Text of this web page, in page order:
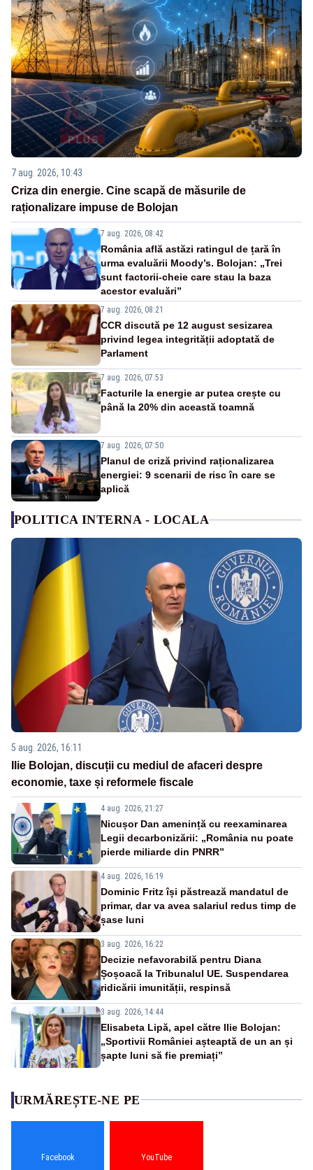
7 aug. 2026, 10:43
Criza din energie. Cine scapă de măsurile de
raționalizare impuse de Bolojan
7 aug. 2026, 08:42
România află astăzi ratingul de țară în
urma evaluării Moody’s. Bolojan: „Trei
sunt factorii-cheie care stau la baza
acestor evaluări”
7 aug. 2026, 08:21
CCR discută pe 12 august sesizarea
privind legea integrității adoptată de
Parlament
7 aug. 2026, 07:53
Facturile la energie ar putea crește cu
până la 20% din această toamnă
7 aug. 2026, 07:50
Planul de criză privind raționalizarea
energiei: 9 scenarii de risc în care se
aplică
POLITICA INTERNA - LOCALA
5 aug. 2026, 16:11
Ilie Bolojan, discuții cu mediul de afaceri despre
economie, taxe și reformele fiscale
4 aug. 2026, 21:27
Nicușor Dan amenință cu reexaminarea
Legii decarbonizării: „România nu poate
pierde miliarde din PNRR”
4 aug. 2026, 16:19
Dominic Fritz își păstrează mandatul de
primar, dar va avea salariul redus timp de
șase luni
3 aug. 2026, 16:22
Decizie nefavorabilă pentru Diana
Șoșoacă la Tribunalul UE. Suspendarea
ridicării imunității, respinsă
3 aug. 2026, 14:44
Elisabeta Lipă, apel către Ilie Bolojan:
„Sportivii României așteaptă de un an și
șapte luni să fie premiați”
URMĂREȘTE-NE PE
Facebook YouTube